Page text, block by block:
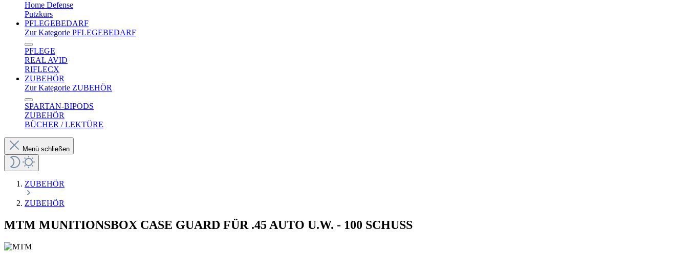
Home Defense
Putzkurs
PFLEGEBEDARF
Zur Kategorie PFLEGEBEDARF
PFLEGE
REAL AVID
RIFLECX
ZUBEHÖR
Zur Kategorie ZUBEHÖR
SPARTAN-BIPODS
ZUBEHÖR
BÜCHER / LEKTÜRE
Menü schließen
ZUBEHÖR
ZUBEHÖR
MTM MUNITIONSBOX CASE GUARD FÜR .45 AUTO U.W. - 100 SCHUSS